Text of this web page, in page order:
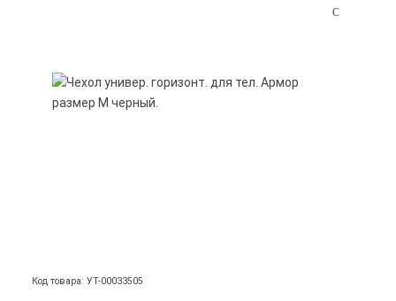
Код товара: УТ-00033505